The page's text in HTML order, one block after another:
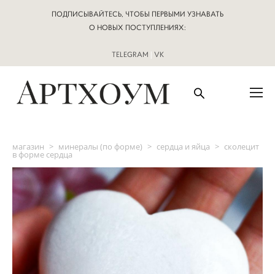
ПОДПИСЫВАЙТЕСЬ, ЧТОБЫ ПЕРВЫМИ УЗНАВАТЬ
О НОВЫХ ПОСТУПЛЕНИЯХ:
TELEGRAM | VK
магазин > минералы (по форме) > сердца и яйца > сколецит
в форме сердца